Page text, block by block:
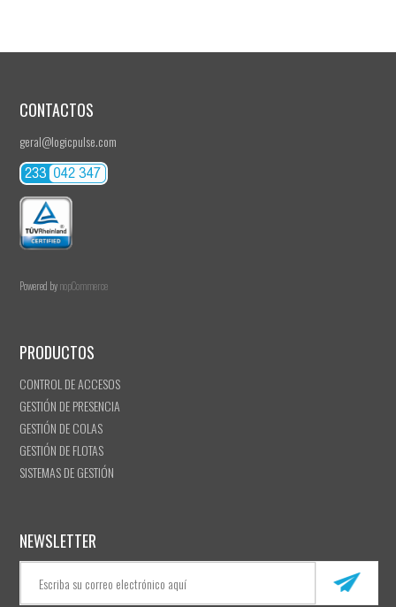
CONTACTOS
geral@logicpulse.com
Powered bynopCommerce
PRODUCTOS
CONTROL DE ACCESOS
GESTIÓN DE PRESENCIA
GESTIÓN DE COLAS
GESTIÓN DE FLOTAS
SISTEMAS DE GESTIÓN
NEWSLETTER